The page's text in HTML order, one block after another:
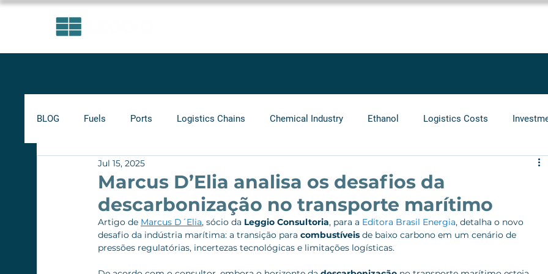
BLOG Fuels Ports Logistics Chains Chemical Industry Ethanol Logistics Costs
Indicators Minimum Frete
Railways
Marcus D’Elia analisa os desafios da
descarbonização no transporte marítimo
Jul 15, 2025
Artigo de Marcus D´Elia, sócio da Leggio Consultoria, para a Editora Brasil Energia, detalha o novo
desafio da indústria marítima: a transição para combustíveis de baixo carbono em um cenário de
pressões regulatórias, incertezas tecnológicas e limitações logísticas.